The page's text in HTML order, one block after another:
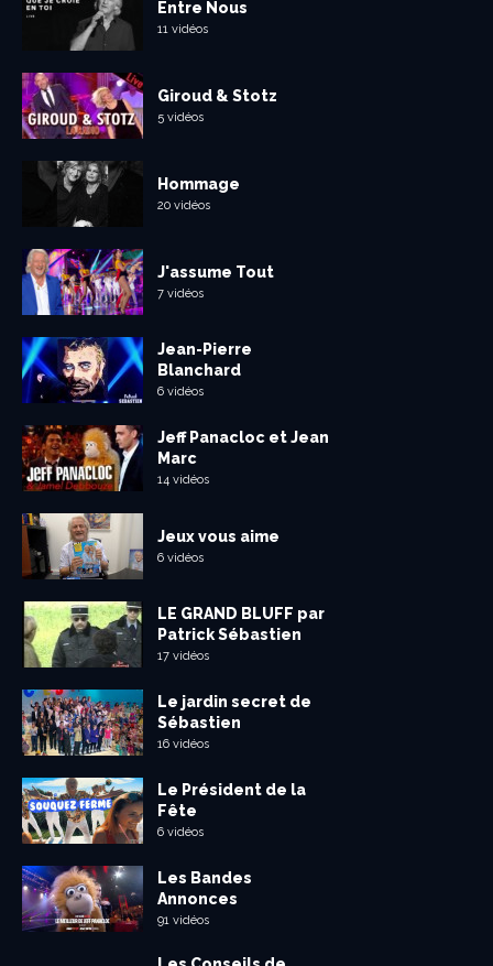
Entre Nous
11 vidéos
Giroud & Stotz
5 vidéos
Hommage
20 vidéos
J'assume Tout
7 vidéos
Jean-Pierre
Blanchard
6 vidéos
Jeff Panacloc et Jean
Marc
14 vidéos
Jeux vous aime
6 vidéos
LE GRAND BLUFF par
Patrick Sébastien
17 vidéos
Le jardin secret de
Sébastien
16 vidéos
Le Président de la
Fête
6 vidéos
Les Bandes
Annonces
91 vidéos